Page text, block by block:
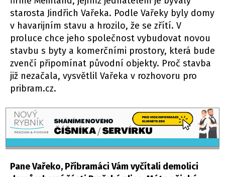
starosta Jindřich Vařeka. Podle Vařeky byly domy
v havarijním stavu a hrozilo, že se zřítí. V
proluce chce jeho společnost vybudovat novou
stavbu s byty a komerčními prostory, která bude
zvenčí připomínat původní objekty. Proč stavba
již nezačala, vysvětlil Vařeka v rozhovoru pro
pribram.cz.
Pane Vařeko, Příbramáci Vám vyčítali demolici